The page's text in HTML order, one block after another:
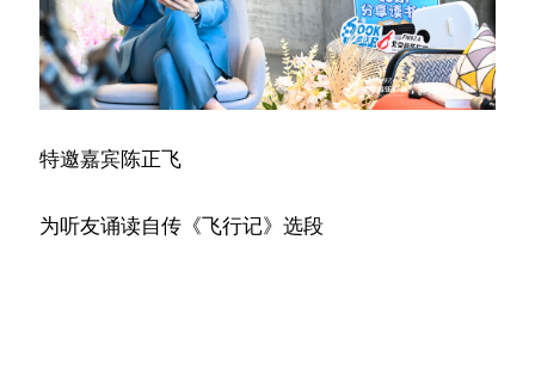
特邀嘉宾陈正飞
为听友诵读自传《飞行记》选段